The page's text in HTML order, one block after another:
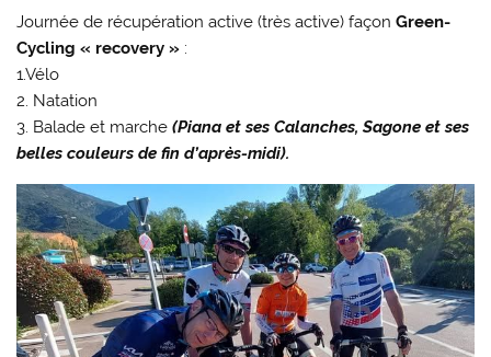
Journée de récupération active (très active) façon Green-
Cycling « recovery » :
1.Vélo
2. Natation
3. Balade et marche(Piana et ses Calanches, Sagone et ses
belles couleurs de fin d’après-midi).